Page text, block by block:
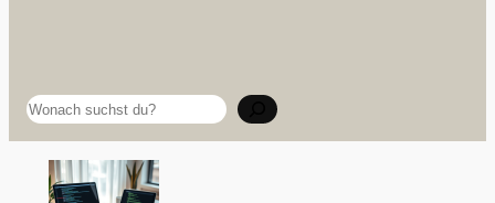
Suchen